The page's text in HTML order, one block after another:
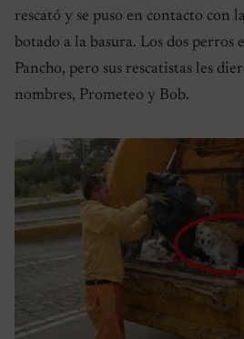
rescató y se puso en contacto con
botado a la basura. Los dos perros
Pancho, pero sus rescatistas les
nombres, Prometeo y Bob.